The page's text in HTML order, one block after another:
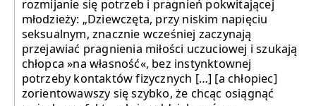
rozmijanie się potrzeb i pragnień pokwitającej
młodzieży: „Dziewczęta, przy niskim napięciu
seksualnym, znacznie wcześniej zaczynają
przejawiać pragnienia miłości uczuciowej i szukają
chłopca »na własność«, bez instynktownej
potrzeby kontaktów fizycznych […] [a chłopiec]
zorientowawszy się szybko, że chcąc osiągnąć